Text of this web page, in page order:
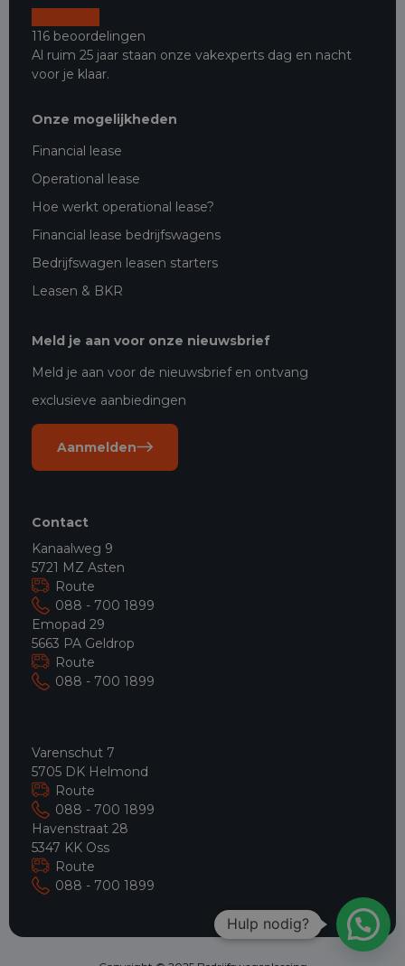
116 beoordelingen
Al ruim 25 jaar staan onze vakexperts dag en nacht
voor je klaar.
Onze mogelijkheden
Financial lease
Operational lease
Hoe werkt operational lease?
Financial lease bedrijfswagens
Bedrijfswagen leasen starters
Leasen & BKR
Meld je aan voor onze nieuwsbrief
Meld je aan voor de nieuwsbrief en ontvang
exclusieve aanbiedingen
Aanmelden
Contact
Kanaalweg 9
5721 MZ Asten
Route
088 - 700 1899
Emopad 29
5663 PA Geldrop
Route
088 - 700 1899
Varenschut 7
5705 DK Helmond
Route
088 - 700 1899
Havenstraat 28
5347 KK Oss
Route
088 - 700 1899
Hulp nodig?